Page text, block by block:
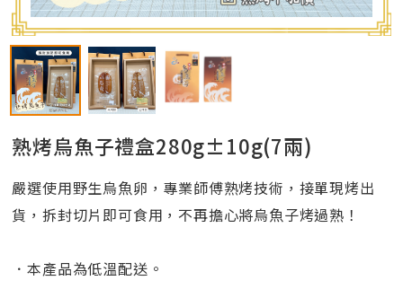
熟烤烏魚子禮盒280g±10g(7兩)
嚴選使用野生烏魚卵，專業師傅熟烤技術，接單現烤出
貨，拆封切片即可食用，不再擔心將烏魚子烤過熟！
．本產品為低溫配送。